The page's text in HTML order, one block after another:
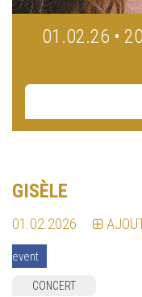
01.02.26 •
GISÈLE
01.02.2026
event
CONCERT